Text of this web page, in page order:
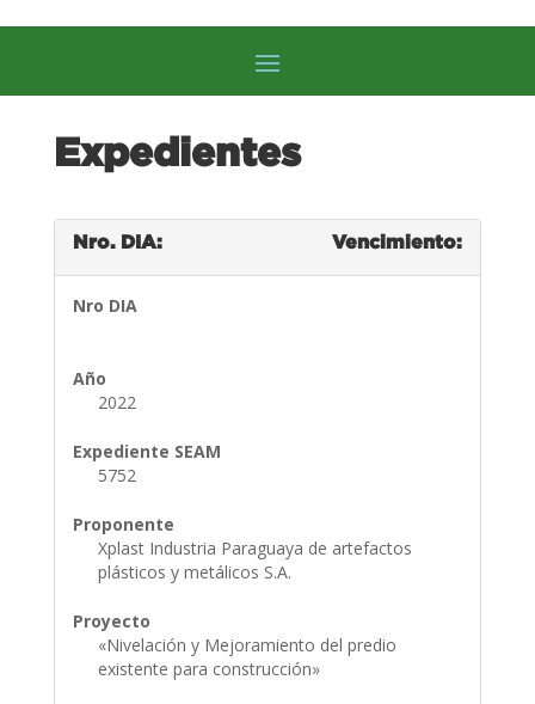
Expedientes
Nro. DIA: Vencimiento:
Nro DIA
Año
2022
Expediente SEAM
5752
Proponente
Xplast Industria Paraguaya de artefactos
plásticos y metálicos S.A.
Proyecto
«Nivelación y Mejoramiento del predio
existente para construcción»